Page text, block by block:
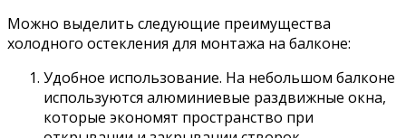
Можно выделить следующие преимущества
холодного остекления для монтажа на балконе:
Удобное использование. На небольшом балконе
используются алюминиевые раздвижные окна,
которые экономят пространство при